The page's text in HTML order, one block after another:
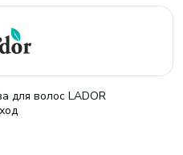
для волос LADOR